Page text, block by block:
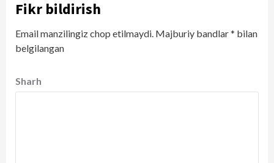
Fikr bildirish
Email manzilingiz chop etilmaydi. Majburiy bandlar* bilan
belgilangan
Sharh